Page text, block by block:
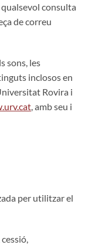
consulta
de correu
sons, les
inclosos en
Rovira i
, amb seu i
per utilitzar el